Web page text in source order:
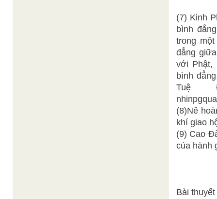
(7) Kinh
bình
trong
đẳng
với Phật,
bình
Tuệ
(8)Nê
khí giao
(9) Cao
của hành
Bài